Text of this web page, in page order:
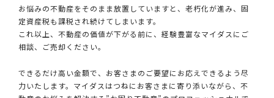
お悩みの不動産をそのまま放置していますと、老朽化が進み、固
定資産税も課税され続けてしまいます。
これ以上、不動産の価値が下がる前に、経験豊富なマイダスにご
相談、ご売却ください。
できるだけ高い金額で、お客さまのご要望にお応えできるよう尽
力いたします。マイダスはつねにお客さまに寄り添いながら、不